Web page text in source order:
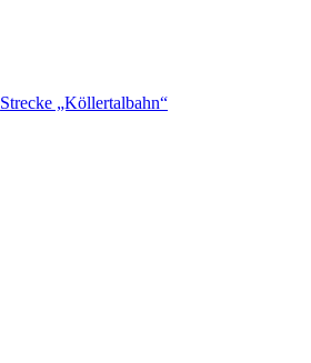
Strecke „Köllertalbahn“